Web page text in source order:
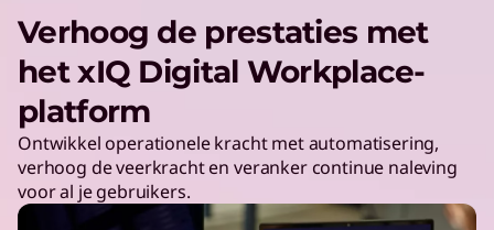
Verhoog de prestaties met
het xIQ Digital Workplace-
platform
Ontwikkel operationele kracht met automatisering,
verhoog de veerkracht en veranker continue naleving
voor al je gebruikers.